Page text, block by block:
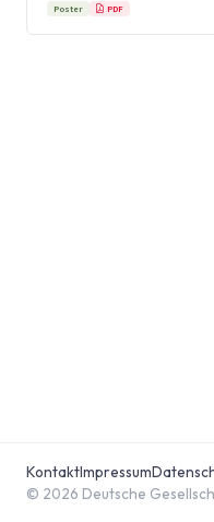
Poster PDF
© 2026 Deutsche
KontaktImpressum